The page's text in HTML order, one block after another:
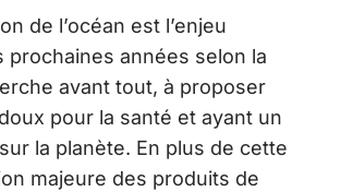
de l’océan est l’enjeu
prochaines années selon la
avant tout, à proposer
pour la santé et ayant un
la planète. En plus de cette
majeure des produits de